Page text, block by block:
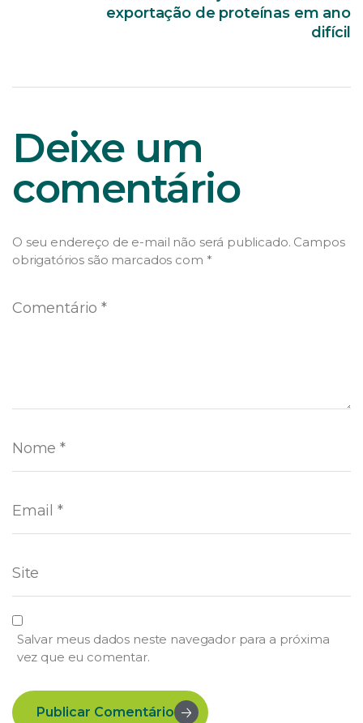
exportação de proteínas em ano
difícil
Deixe um
comentário
O seu endereço de e-mail não será publicado. Campos
obrigatórios são marcados com *
Salvar meus dados neste navegador para a próxima
vez que eu comentar.
Publicar Comentário